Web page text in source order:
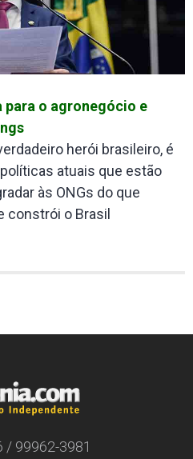
o agronegócio e
herói brasileiro, é
atuais que estão
às ONGs do que
constrói o Brasil
/ 99962-3981